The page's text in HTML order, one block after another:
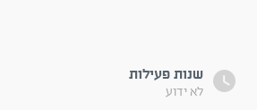
שנות פעילות
לא ידוע